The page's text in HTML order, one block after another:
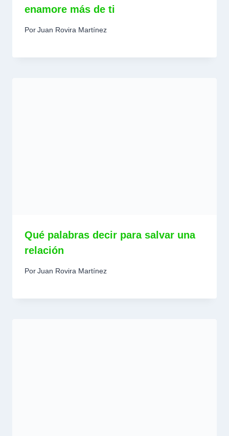
enamore más de ti
PorJuan Rovira Martínez
Qué palabras decir para salvar una
relación
PorJuan Rovira Martínez